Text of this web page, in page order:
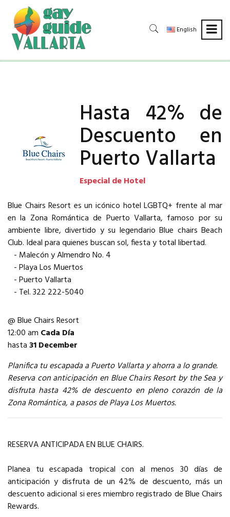
English
Hasta 42% de
Descuento en
Puerto Vallarta
Especial de Hotel
Blue Chairs Resort es un icónico hotel LGBTQ+ frente al mar
en la Zona Romántica de Puerto Vallarta, famoso por su
ambiente libre, divertido y su legendario Blue chairs Beach
Club. Ideal para quienes buscan sol, fiesta y total libertad.
- Malecón y Almendro No. 4
- Playa Los Muertos
- Puerto Vallarta
- Tel. 322 222-5040
@ Blue Chairs Resort
12:00 am Cada Día
hasta31 December
Planifica tu escapada a Puerto Vallarta y ahorra a lo grande.
Reserva con anticipación en Blue Chairs Resort by the Sea y
disfruta hasta 42% de descuento en pleno corazón de la
Zona Romántica, a pasos de Playa Los Muertos.
RESERVA ANTICIPADA EN BLUE CHAIRS.
Planea tu escapada tropical con al menos 30 días de
anticipación y disfruta de un 42% de descuento, más un
descuento adicional si eres miembro registrado de Blue Chairs
Rewards.